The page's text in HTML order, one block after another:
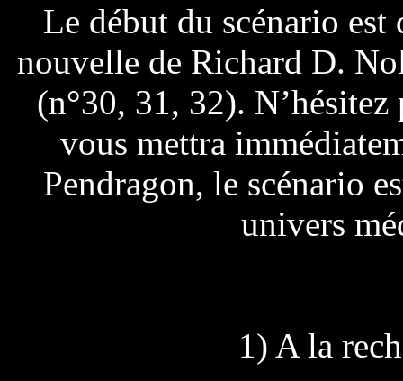
Le début du scénario
nouvelle de Richard D.
(n°30, 31, 32).
vous mettra
Pendragon, le scénario
univers
1) A la